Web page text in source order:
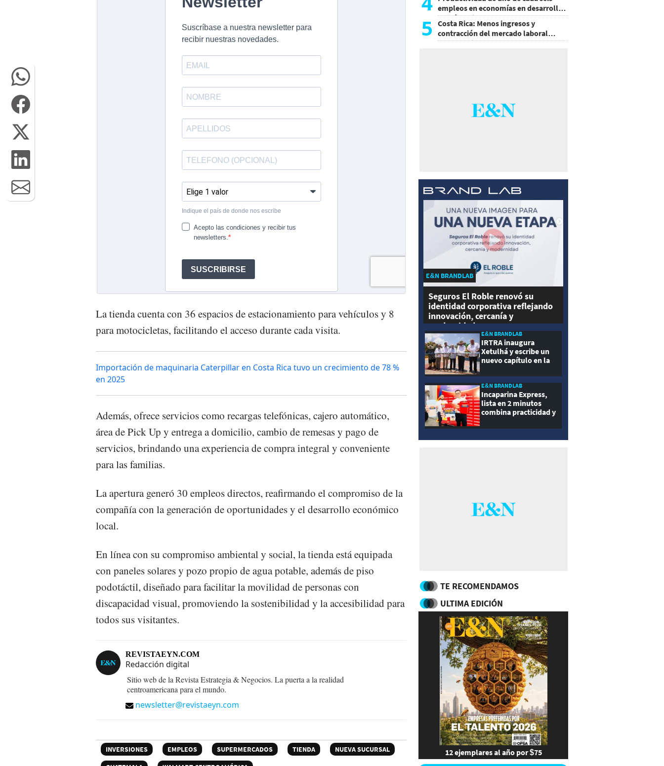
La tienda cuenta con 36 espacios de estacionamiento para vehículos y 8
para motocicletas, facilitando el acceso durante cada visita.
Importación de maquinaria Caterpillar en Costa Rica tuvo un crecimiento de 78 %
en 2025
Además, ofrece servicios como recargas telefónicas, cajero automático,
área de Pick Up y entrega a domicilio, cambio de remesas y pago de
servicios, brindando una experiencia de compra integral y conveniente
para las familias.
La apertura generó 30 empleos directos, reafirmando el compromiso de la
compañía con la generación de oportunidades y el desarrollo económico
local.
En línea con su compromiso ambiental y social, la tienda está equipada
con paneles solares y pozo propio de agua potable, además de piso
podotáctil, diseñado para facilitar la movilidad de personas con
discapacidad visual, promoviendo la sostenibilidad y la accesibilidad para
todos sus visitantes.
REVISTAEYN.COM
Redacción digital
Sitio web de la Revista Estrategia & Negocios. La puerta a la realidad
centroamericana para el mundo.
newsletter@revistaeyn.com
INVERSIONES EMPLEOS SUPERMERCADOS TIENDA
NUEVA SUCURSAL
empleos en economías en desarrollo
podría mejorar por la IA
5
Costa Rica: Menos ingresos y
contracción del mercado laboral
causan baja del consumo
E&N BRANDLAB
Seguros El Roble renovó su
identidad corporativa reflejando
innovación, cercanía y
modernidad
E&N BRANDLAB
IRTRA inaugura
Xetulhá y escribe un
nuevo capítulo en la
recreación de
Guatemala
E&N BRANDLAB
Incaparina Express,
lista en 2 minutos
combina practicidad y
TE RECOMENDAMOS
ULTIMA EDICIÓN
12 ejemplares al año por $75